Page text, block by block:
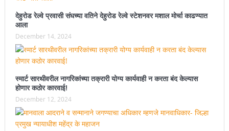
देहुरोड रेल्वे प्रवासी संघच्या वतिने देहुरोड रेल्वे स्टेशनवर मशाल मोर्चा काढण्यात
आला
December 14, 2024
स्मार्ट सारथीवरील नागरिकांच्या तक्रारी योग्य कार्यवाही न करता बंद केल्यास
होणार कठोर कारवाई!
December 12, 2024